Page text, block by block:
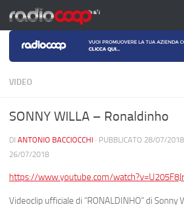
Salta al contenuto
VIDEO
SONNY WILLA – Ronaldinho
DI ANTONIO BACCIOCCHI · PUBBLICATO 28/07/2018
26/07/2018
https://www.youtube.com/
Videoclip ufficiale di “RONALDINHO”di Sonny